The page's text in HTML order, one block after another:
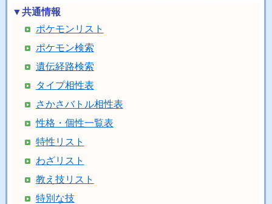
▼共通情報
ポケモンリスト
ポケモン検索
遺伝経路検索
タイプ相性表
さかさバトル相性表
性格・個性一覧表
特性リスト
わざリスト
教え技リスト
特別な技